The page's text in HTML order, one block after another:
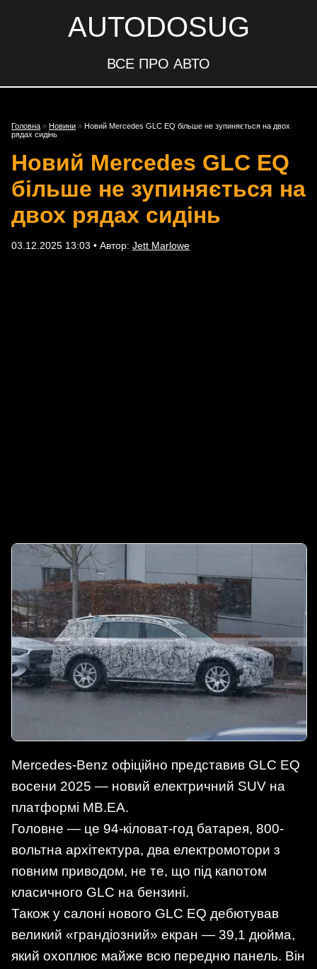
AUTODOSUG
ВСЕ ПРО АВТО
Головна » Новини » Новий Mercedes GLC EQ більше не зупиняється на двох
рядах сидінь
Новий Mercedes GLC EQ
більше не зупиняється на
двох рядах сидінь
03.12.2025 13:03 • Автор: Jett Marlowe
Mercedes-Benz офіційно представив GLC EQ
восени 2025 — новий електричний SUV на
платформі MB.EA.
Головне — це 94-кіловат-год батарея, 800-
вольтна архітектура, два електромотори з
повним приводом, не те, що під капотом
класичного GLC на бензині.
Також у салоні нового GLC EQ дебютував
великий «грандіозний» екран — 39,1 дюйма,
який охоплює майже всю передню панель. Він